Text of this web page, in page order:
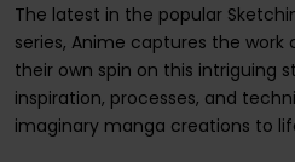
The latest in the popular
series, Anime captures the
their own spin on this intriguing
inspiration, processes, and
imaginary manga creations to